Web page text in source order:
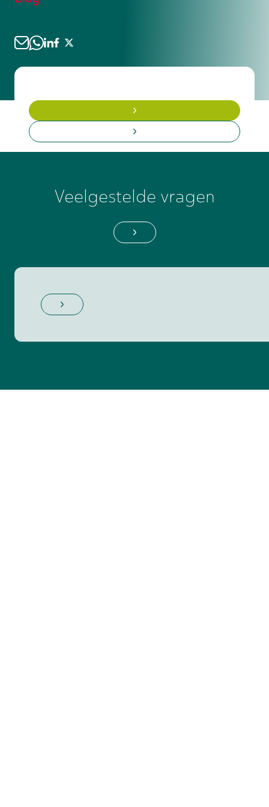
ingezet voor complexe of kritische
vereist is.
programmeren, onderhouden en
optimaliseren neemt juist toe naarmate
bedrijven verder automatiseren.
ontwikkelingen, zoals robotica en
slimme sensorsystemen, hebben een
uitstekend toekomstperspectief.
Veelgestelde vragen